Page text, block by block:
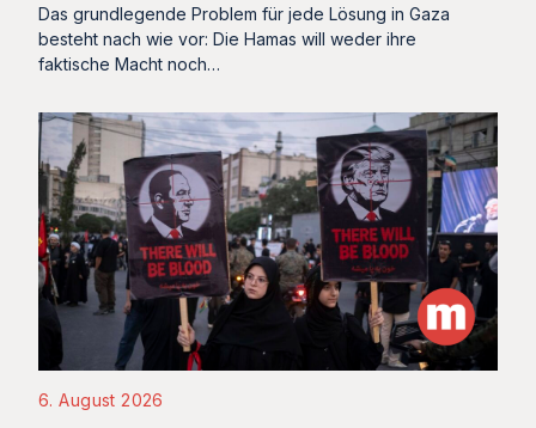
Das grundlegende Problem für jede Lösung in Gaza
besteht nach wie vor: Die Hamas will weder ihre
faktische Macht noch…
6. August 2026